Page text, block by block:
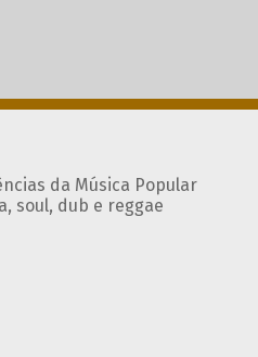
da Música Popular
soul, dub e reggae